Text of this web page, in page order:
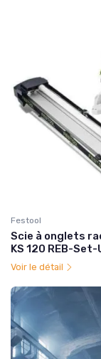
Festool
Scie à onglets
KS 120 REB-
Voir le détail